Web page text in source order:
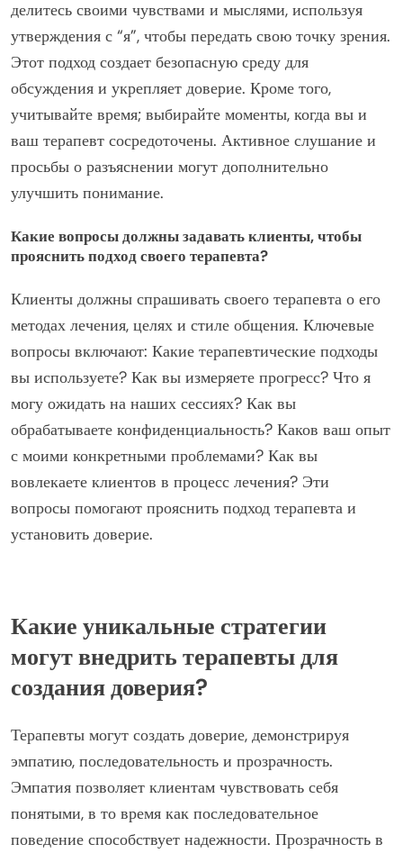
делитесь своими чувствами и мыслями, используя
утверждения с “я”, чтобы передать свою точку зрения.
Этот подход создает безопасную среду для
обсуждения и укрепляет доверие. Кроме того,
учитывайте время; выбирайте моменты, когда вы и
ваш терапевт сосредоточены. Активное слушание и
просьбы о разъяснении могут дополнительно
улучшить понимание.
Какие вопросы должны задавать клиенты, чтобы
прояснить подход своего терапевта?
Клиенты должны спрашивать своего терапевта о его
методах лечения, целях и стиле общения. Ключевые
вопросы включают: Какие терапевтические подходы
вы используете? Как вы измеряете прогресс? Что я
могу ожидать на наших сессиях? Как вы
обрабатываете конфиденциальность? Каков ваш опыт
с моими конкретными проблемами? Как вы
вовлекаете клиентов в процесс лечения? Эти
вопросы помогают прояснить подход терапевта и
установить доверие.
Какие уникальные стратегии
могут внедрить терапевты для
создания доверия?
Терапевты могут создать доверие, демонстрируя
эмпатию, последовательность и прозрачность.
Эмпатия позволяет клиентам чувствовать себя
понятыми, в то время как последовательное
поведение способствует надежности. Прозрачность в